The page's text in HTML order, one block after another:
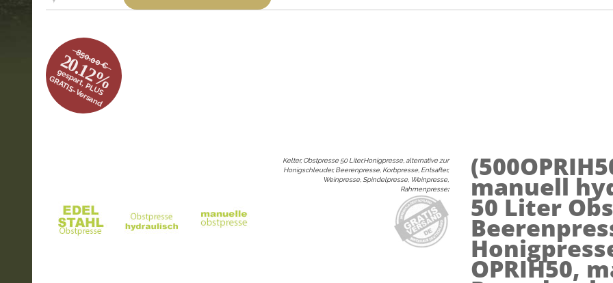
850.00 €
20.12%
gespart, PLUS
GRATIS-Versand
Kelter, Obstpresse 50 Liter,Honigpresse, alternative zur
Honigschleuder, Beerenpresse, Korbpresse, Entsafter,
Weinpresse, Spindelpresse, Weinpresse,
Rahmenpresse: manuell
50 Liter
OPRIH50,